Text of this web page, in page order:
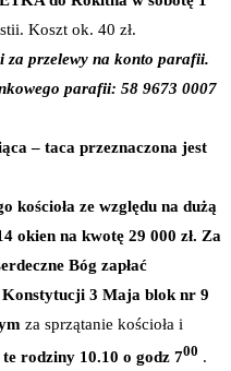
Koszt ok. 40 zł.
za przelewy na konto parafii.
parafii: 58 9673 0007
– taca przeznaczona jest
kościoła ze względu na dużą
okien na kwotę 29 000 zł. Za
Bóg zapłać
Konstytucji 3 Maja blok nr 9
za sprzątanie kościoła i
te rodziny 10.10 o godz 700 .